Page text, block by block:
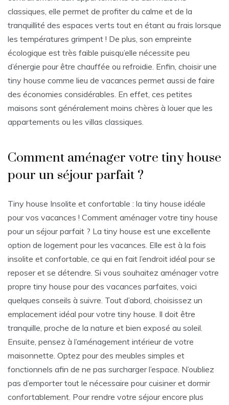
classiques, elle permet de profiter du calme et de la
tranquillité des espaces verts tout en étant au frais lorsque
les températures grimpent ! De plus, son empreinte
écologique est très faible puisqu’elle nécessite peu
d’énergie pour être chauffée ou refroidie. Enfin, choisir une
tiny house comme lieu de vacances permet aussi de faire
des économies considérables. En effet, ces petites
maisons sont généralement moins chères à louer que les
appartements ou les villas classiques.
Comment aménager votre tiny house
pour un séjour parfait ?
Tiny house Insolite et confortable : la tiny house idéale
pour vos vacances ! Comment aménager votre tiny house
pour un séjour parfait ? La tiny house est une excellente
option de logement pour les vacances. Elle est à la fois
insolite et confortable, ce qui en fait l’endroit idéal pour se
reposer et se détendre. Si vous souhaitez aménager votre
propre tiny house pour des vacances parfaites, voici
quelques conseils à suivre. Tout d’abord, choisissez un
emplacement idéal pour votre tiny house. Il doit être
tranquille, proche de la nature et bien exposé au soleil.
Ensuite, pensez à l’aménagement intérieur de votre
maisonnette. Optez pour des meubles simples et
fonctionnels afin de ne pas surcharger l’espace. N’oubliez
pas d’emporter tout le nécessaire pour cuisiner et dormir
confortablement. Pour rendre votre séjour encore plus